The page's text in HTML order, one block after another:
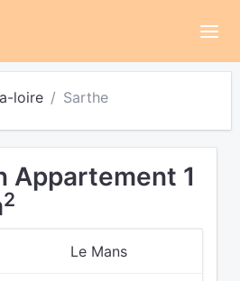
loire Sarthe
Appartement 1
2
Le Mans